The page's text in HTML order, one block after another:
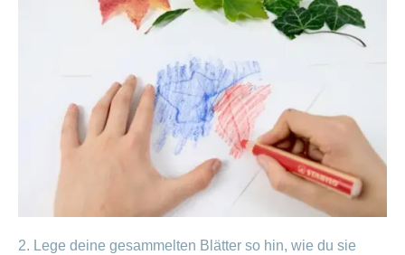
2. Lege deine gesammelten Blätter so hin, wie du sie